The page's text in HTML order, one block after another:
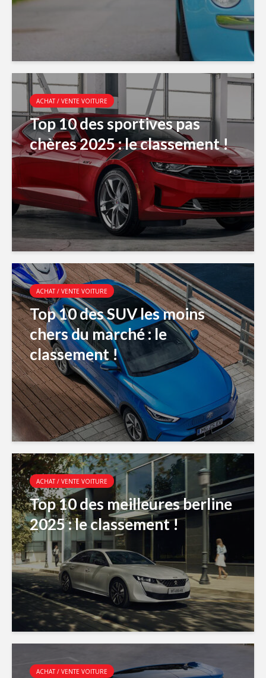
ACHAT / VENTE VOITURE
Top 10 des sportives pas
chères 2025 : le classement !
ACHAT / VENTE VOITURE
Top 10 des SUV les moins
chers du marché : le
classement !
ACHAT / VENTE VOITURE
Top 10 des meilleures berline
2025 : le classement !
ACHAT / VENTE VOITURE